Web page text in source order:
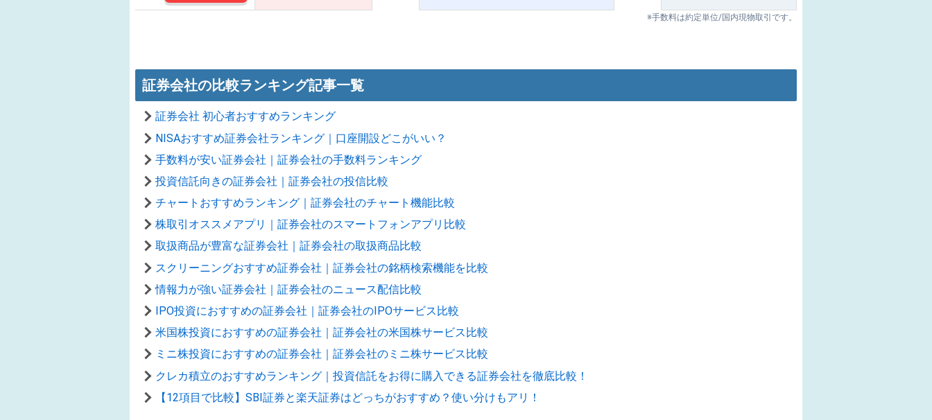
※手数料は約定単位/国内現物取引です。
証券会社の比較ランキング記事一覧
証券会社 初心者おすすめランキング
NISAおすすめ証券会社ランキング｜口座開設どこがいい？
手数料が安い証券会社｜証券会社の手数料ランキング
投資信託向きの証券会社｜証券会社の投信比較
チャートおすすめランキング｜証券会社のチャート機能比較
株取引オススメアプリ｜証券会社のスマートフォンアプリ比較
取扱商品が豊富な証券会社｜証券会社の取扱商品比較
スクリーニングおすすめ証券会社｜証券会社の銘柄検索機能を比較
情報力が強い証券会社｜証券会社のニュース配信比較
IPO投資におすすめの証券会社｜証券会社のIPOサービス比較
米国株投資におすすめの証券会社｜証券会社の米国株サービス比較
ミニ株投資におすすめの証券会社｜証券会社のミニ株サービス比較
クレカ積立のおすすめランキング｜投資信託をお得に購入できる証券会社を徹底比較！
【12項目で比較】SBI証券と楽天証券はどっちがおすすめ？使い分けもアリ！